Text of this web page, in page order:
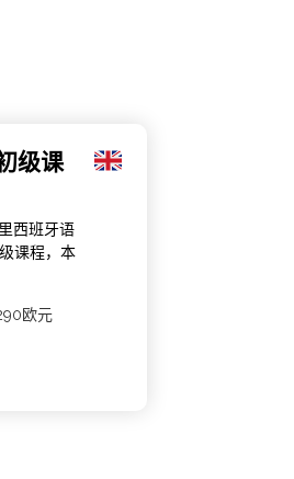
级课
西班牙语
课程，本
欧元